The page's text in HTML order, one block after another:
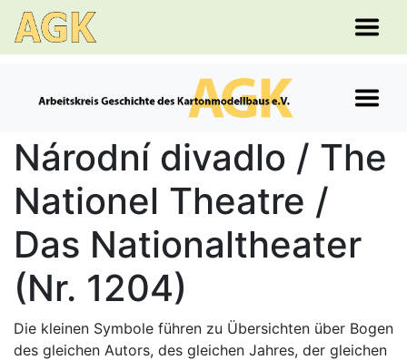
Národní divadlo / The
Nationel Theatre /
Das Nationaltheater
(Nr. 1204)
Die kleinen Symbole führen zu Übersichten über Bogen
des gleichen Autors, des gleichen Jahres, der gleichen